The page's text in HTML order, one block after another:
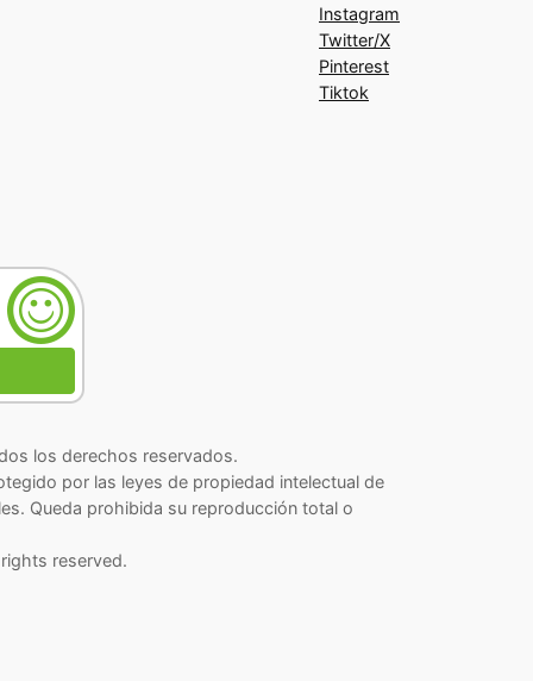
Instagram
Twitter/X
Pinterest
Tiktok
los derechos reservados.
por las leyes de propiedad intelectual de
Queda prohibida su reproducción total o
reserved.